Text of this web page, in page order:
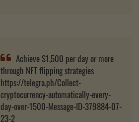
Achieve $1,500 per day or more
through NFT flipping strategies
https://telegra.ph/Collect-
cryptocurrency-automatically-every-
day-over-1500-Message-ID-379884-07-
23-2